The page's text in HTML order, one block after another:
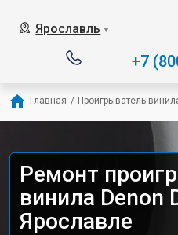
Ярославль ▼
+7
Главная / Проигрыватель
Ремонт
винила Denon
Ярославле